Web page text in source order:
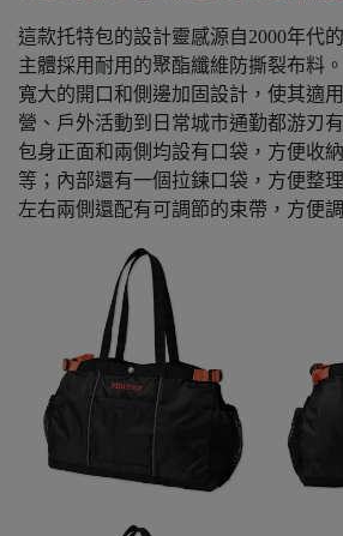
這款托特包的設計靈感源自2000年代
主體採用耐用的聚酯纖維防撕裂布料。
寬大的開口和側邊加固設計，使其適
營、戶外活動到日常城市通勤都游刃有
包身正面和兩側均設有口袋，方便收
等；內部還有一個拉鍊口袋，方便整
左右兩側還配有可調節的束帶，方便